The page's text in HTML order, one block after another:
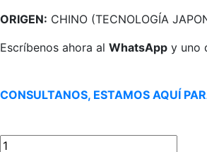
ORIGEN: CHINO (TECNOLOGÍA
Escríbenos ahora al WhatsApp y uno
CONSULTANOS, ESTAMOS AQUÍ
TAMBOR